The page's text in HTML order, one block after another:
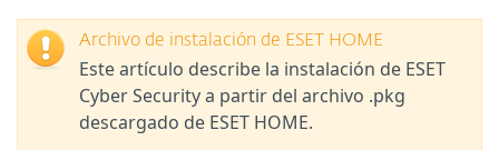
Archivo de instalación de ESET HOME
Este artículo describe la instalación de ESET
Cyber Security a partir del archivo .pkg
descargado de ESET HOME.